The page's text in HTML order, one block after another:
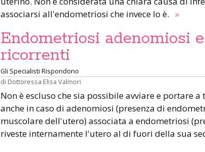
associarsi all'endometriosi che invece lo è. »
Endometriosi adenomiosi
ricorrenti
Gli Specialisti Rispondono
di Dottoressa Elisa Valmori
Non è escluso che sia possibile avviare e portare
anche in caso di adenomiosi (presenza di
muscolare dell'utero) associata a endometriosi
riveste internamente l'utero al di fuori della sua